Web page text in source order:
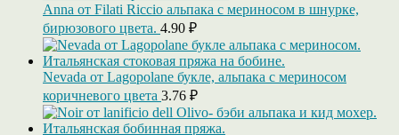
Anna от Filati Riccio альпака с мериносом в шнурке,
бирюзового цвета. 4.90 ₽
Nevada от Lagopolane букле, альпака с мериносом
коричневого цвета 3.76 ₽